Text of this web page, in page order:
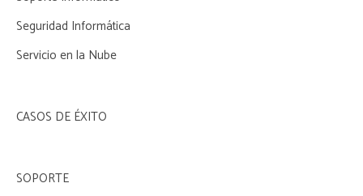
Seguridad Informática
Servicio en la Nube
CASOS DE ÉXITO
SOPORTE